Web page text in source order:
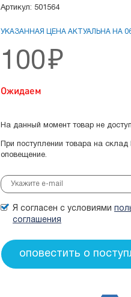
Артикул: 501564
УКАЗАННАЯ ЦЕНА АКТУАЛЬНА НА
100₽
Ожидаем
На данный момент товар не
При поступлении товара на
оповещение.
Я согласен с условиями
соглашения